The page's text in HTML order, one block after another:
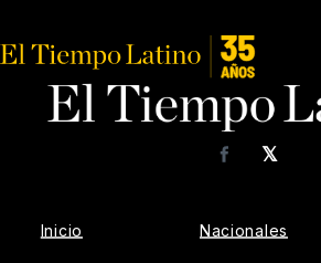
𝕏
Facebook
Inicio Nacionales